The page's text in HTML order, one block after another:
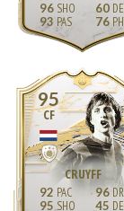
96
93
60
76
95
CF
CRUYFF
92
95
96
45